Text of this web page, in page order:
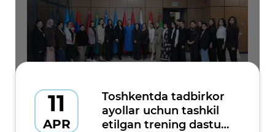
11
APR
Toshkentda tadbirkor
ayollar uchun tashkil
etilgan trening dasturi